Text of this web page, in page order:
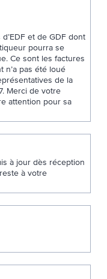
et de GDF dont
pourra se
Ce sont les factures
n’a pas été loué
de la
Merci de votre
attention pour sa
à jour dès réception
à votre